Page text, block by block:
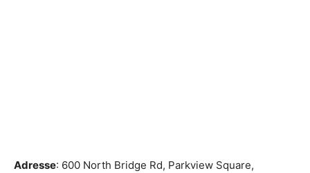
Adresse: 600 North Bridge Rd, Parkview Square,